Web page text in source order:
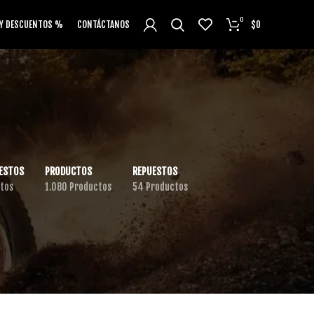
DESCUENTOS % CONTÁCTANOS 0 $0
PRODUCTOS
1.080 Productos
REPUESTOS
54 Productos